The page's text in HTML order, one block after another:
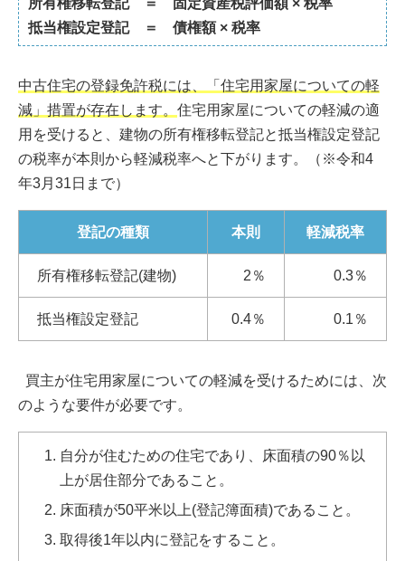
所有権移転登記 ＝ 固定資産税評価額 × 税率
抵当権設定登記 ＝ 債権額 × 税率
中古住宅の登録免許税には、「住宅用家屋についての軽
減」措置が存在します。 住宅用家屋についての軽減の適
用を受けると、建物の所有権移転登記と抵当権設定登記
の税率が本則から軽減税率へと下がります。（※令和4
年3月31日まで）
登記の種類 本則 軽減税率
所有権移転登記(建物) 2％ 0.3％
抵当権設定登記 0.4％ 0.1％
買主が住宅用家屋についての軽減を受けるためには、次
のような要件が必要です。
自分が住むための住宅であり、床面積の90％以
上が居住部分であること。
床面積が50平米以上(登記簿面積)であること。
取得後1年以内に登記をすること。